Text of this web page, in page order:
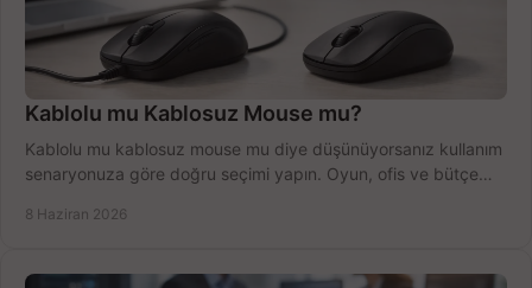
Kablolu mu Kablosuz Mouse mu?
Kablolu mu kablosuz mouse mu diye düşünüyorsanız kullanım
senaryonuza göre doğru seçimi yapın. Oyun, ofis ve bütçe
8 Haziran 2026